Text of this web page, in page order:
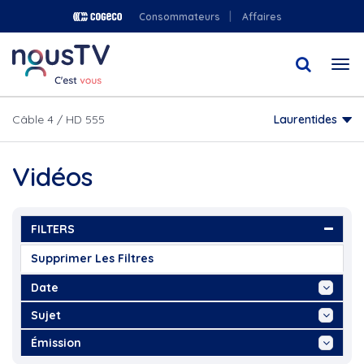
au
contenu
principal
Consommateurs Affaires
Câble 4 / HD 555 Laurentides
Vidéos
FILTERS
Supprimer Les Filtres
Date
Aujourd'hui
Cette Semaine
Ce Mois
Sujet
180°
2021
Émission